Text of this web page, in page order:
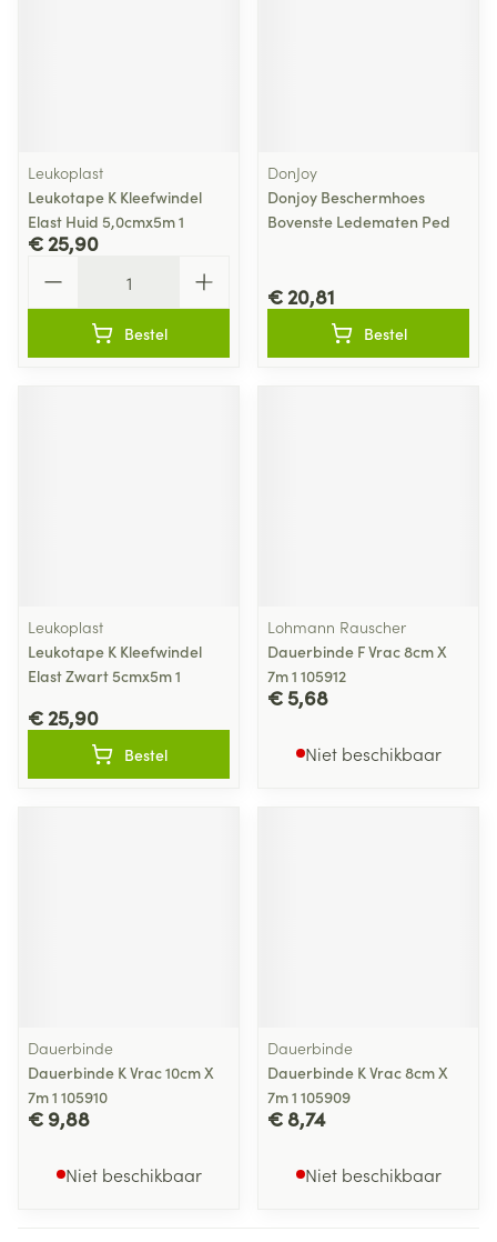
Leukoplast
Leukotape K Kleefwindel
Elast Huid 5,0cmx5m 1
€ 25,90
Bestel
DonJoy
Donjoy Beschermhoes
Bovenste Ledematen Ped
€ 20,81
Bestel
Leukoplast
Leukotape K Kleefwindel
Elast Zwart 5cmx5m 1
€ 25,90
Bestel
Lohmann Rauscher
Dauerbinde F Vrac 8cm X
7m 1 105912
€ 5,68
Niet beschikbaar
Dauerbinde
Dauerbinde K Vrac 10cm X
7m 1 105910
€ 9,88
Niet beschikbaar
Dauerbinde
Dauerbinde K Vrac 8cm X
7m 1 105909
€ 8,74
Niet beschikbaar